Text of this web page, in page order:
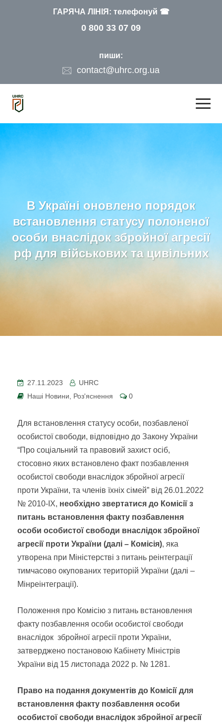
ГАРЯЧА ЛІНІЯ: телефонуй ☎
0 800 33 07 09
пиши:
contact@uhrc.org.ua
В Україні оновлено порядок
встановлення статусу полоненої
особи внаслідок збройної агресії
рф для військових та цивільних
27.11.2023
UHRC
Наші Новини, Роз'яснення 0
Для встановлення статусу особи, позбавленої
особистої свободи, відповідно до Закону України
“Про соціальний та правовий захист осіб,
стосовно яких встановлено факт позбавлення
особистої свободи внаслідок збройної агресії
проти України, та членів їхніх сімей” від 26.01.2022
№ 2010-IX, необхідно звертатися до Комісії з
питань встановлення факту позбавлення
особи особистої свободи внаслідок збройної
агресії проти України (далі – Комісія), яка
утворена при Міністерстві з питань реінтеграції
тимчасово окупованих територій України (далі –
Мінреінтеграції).
Положення про Комісію з питань встановлення
факту позбавлення особи особистої свободи
внаслідок збройної агресії проти України,
затверджено постановою Кабінету Міністрів
України від 15 листопада 2022 р. № 1281.
Право на подання документів до Комісії для
встановлення факту позбавлення особи
особистої свободи внаслідок збройної агресії